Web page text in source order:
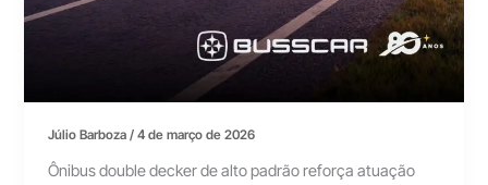
Júlio Barboza/4 de março de 2026
Ônibus double decker de alto padrão reforça atuação